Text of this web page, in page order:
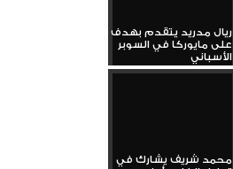
ريال مدريد يتقدم بهدف
على مايوركا في السوبر
الأسباني
محمد شريف يشارك في